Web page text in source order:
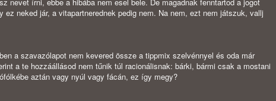
neked jár, a vitapartnerednek pedig nem. Na nem, ezt nem játszuk, vallj
a szavazólapot nem kevered össze a tippmix szelvénnyel és oda már
a te hozzáállásod nem tűnik túl racionálisnak: bárki, bármi csak a mostani
aztán vagy nyúl vagy fácán, ez így megy?